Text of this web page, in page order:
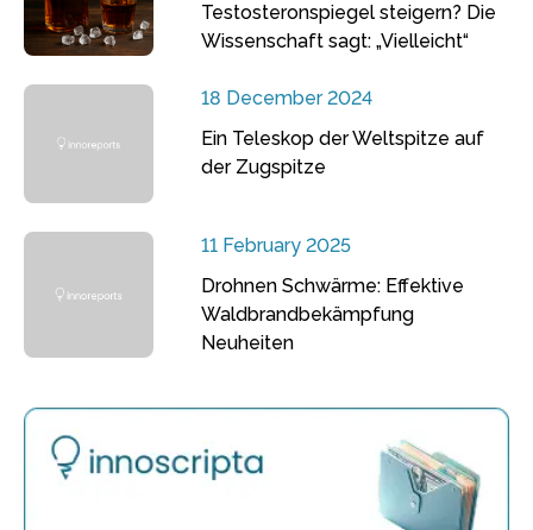
Testosteronspiegel steigern? Die
Wissenschaft sagt: „Vielleicht“
18 December 2024
Ein Teleskop der Weltspitze auf
der Zugspitze
11 February 2025
Drohnen Schwärme: Effektive
Waldbrandbekämpfung
Neuheiten